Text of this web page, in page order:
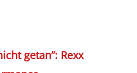
getan”: Rexx